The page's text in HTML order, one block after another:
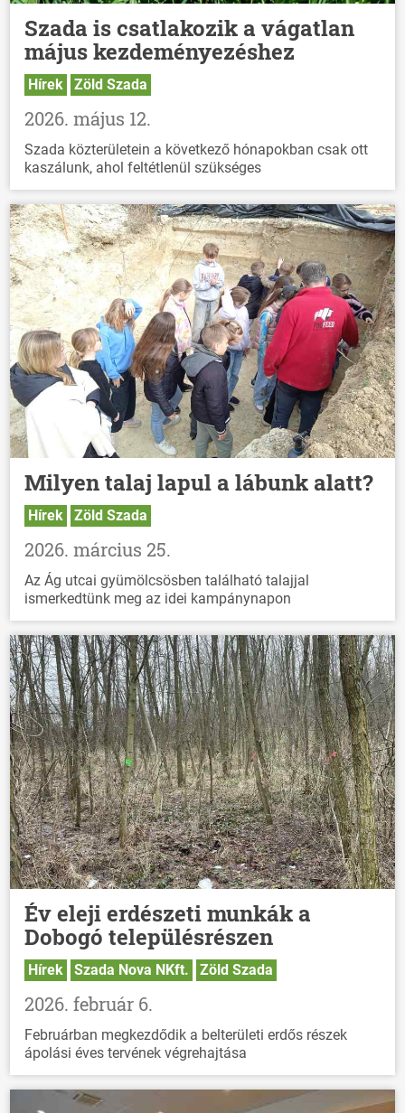
Szada is csatlakozik a vágatlan
május kezdeményezéshez
Hírek Zöld Szada
2026. május 12.
Szada közterületein a következő hónapokban csak ott
kaszálunk, ahol feltétlenül szükséges
Milyen talaj lapul a lábunk alatt?
Hírek Zöld Szada
2026. március 25.
Az Ág utcai gyümölcsösben található talajjal
ismerkedtünk meg az idei kampánynapon
Év eleji erdészeti munkák a
Dobogó településrészen
Hírek Szada Nova NKft. Zöld Szada
2026. február 6.
Februárban megkezdődik a belterületi erdős részek
ápolási éves tervének végrehajtása